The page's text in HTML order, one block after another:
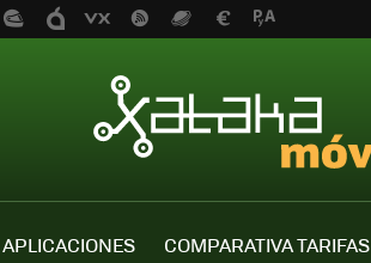
APLICACIONES COMPARATIVA TARIFAS